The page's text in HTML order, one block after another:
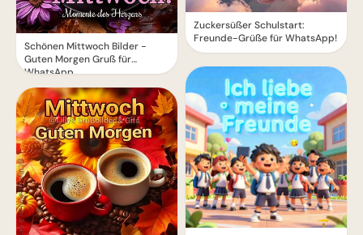
Schönen Mittwoch Bilder -
Guten Morgen Gruß für
WhatsApp
Zuckersüßer Schulstart:
Freunde-Grüße für WhatsApp!